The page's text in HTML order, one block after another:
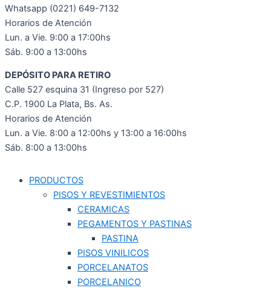
Whatsapp (0221) 649-7132
Horarios de Atención
Lun. a Vie. 9:00 a 17:00hs
Sáb. 9:00 a 13:00hs
DEPÓSITO PARA RETIRO
Calle 527 esquina 31 (Ingreso por 527)
C.P. 1900 La Plata, Bs. As.
Horarios de Atención
Lun. a Vie. 8:00 a 12:00hs y 13:00 a 16:00hs
Sáb. 8:00 a 13:00hs
PRODUCTOS
PISOS Y REVESTIMIENTOS
CERAMICAS
PEGAMENTOS Y PASTINAS
PASTINA
PISOS VINILICOS
PORCELANATOS
PORCELANICO